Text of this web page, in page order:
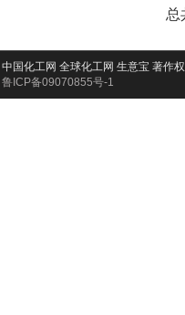
总
中国化工网 全球化工网 生意宝 著作权
鲁ICP备09070855号-1